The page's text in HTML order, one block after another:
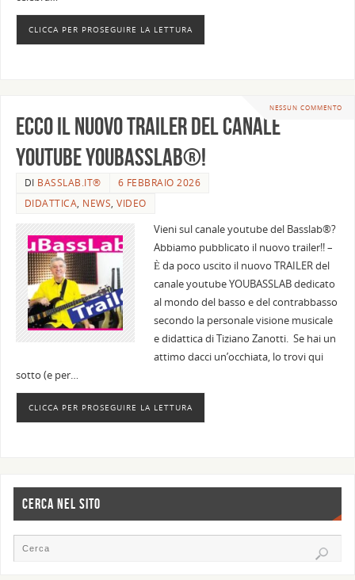
CLICCA PER PROSEGUIRE LA LETTURA
NESSUN COMMENTO
Ecco il nuovo trailer del canale
youtube YOUBASSLAB®!
DI BASSLAB.IT®
6 FEBBRAIO 2026
DIDATTICA, NEWS,VIDEO
Vieni sul canale youtube del Basslab®?
Abbiamo pubblicato il nuovo trailer!! –
È da poco uscito il nuovo TRAILER del
canale youtube YOUBASSLAB dedicato
al mondo del basso e del contrabbasso
secondo la personale visione musicale
e didattica di Tiziano Zanotti. Se hai un
attimo dacci un’occhiata, lo trovi qui
sotto (e per…
CLICCA PER PROSEGUIRE LA LETTURA
CERCA NEL SITO